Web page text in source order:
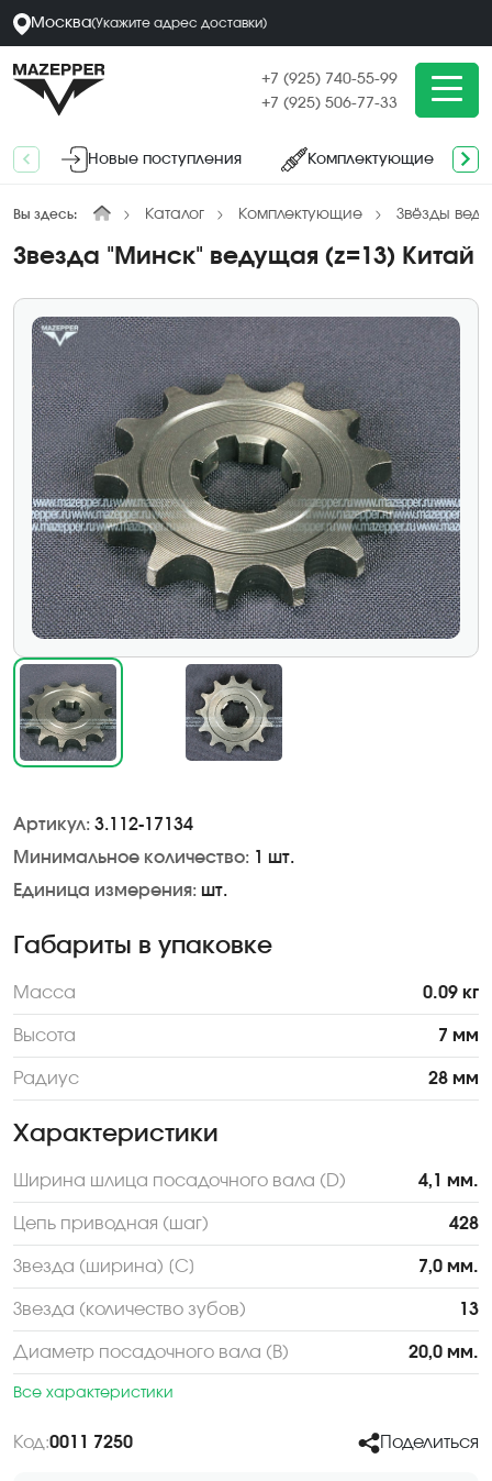
Москва(Укажите адрес доставки)
+7 (925) 740-55-99
+7 (925) 506-77-33
Новые поступления Комплектующие
Вы здесь: Каталог Комплектующие Звёзды
Звезда "Минск" ведущая (z=13) Китай
Артикул: 3.112-17134
Минимальное количество: 1 шт.
Единица измерения: шт.
Габариты в упаковке
Масса 0.09 кг
Высота 7 мм
Радиус 28 мм
Характеристики
Ширина шлица посадочного вала (D) 4,1 мм.
Цепь приводная (шаг) 428
Звезда (ширина) [С] 7,0 мм.
Звезда (количество зубов) 13
Диаметр посадочного вала (В) 20,0 мм.
Все характеристики
Код:0011 7250 Поделиться